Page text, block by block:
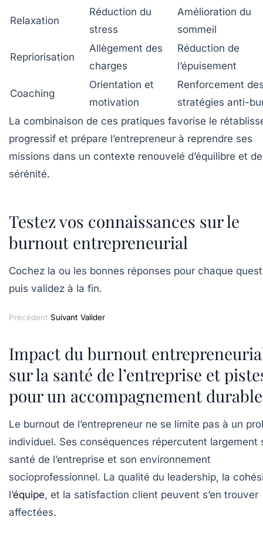
Relaxation
Réduction du
stress
Amélioration du
sommeil
Repriorisation
Allègement des
charges
Réduction de
l’épuisement
Coaching
Orientation et
motivation
Renforcement
stratégies anti-
La combinaison de ces pratiques favorise le
progressif et prépare l’entrepreneur à reprendre ses
missions dans un contexte renouvelé d’équilibre et de
sérénité.
Testez vos connaissances sur le
burnout entrepreneurial
Cochez la ou les bonnes réponses pour chaque
puis validez à la fin.
Précédent Suivant Valider
Impact du burnout
sur la santé de l’entreprise et
pour un accompagnement durable
Le burnout de l’entrepreneur ne se limite pas à un
individuel. Ses conséquences répercutent largement
santé de l’entreprise et son environnement
socioprofessionnel. La qualité du leadership, la
l’équipe, et la satisfaction client peuvent s’en trouver
affectées.